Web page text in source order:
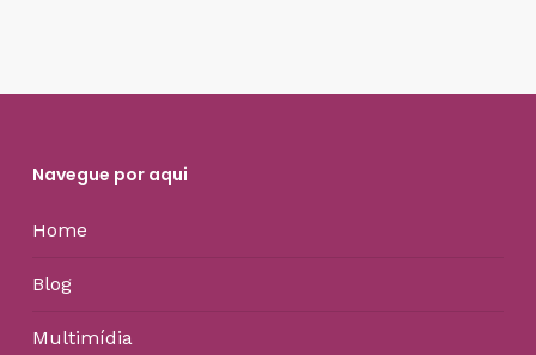
Navegue por aqui
Home
Blog
Multimídia